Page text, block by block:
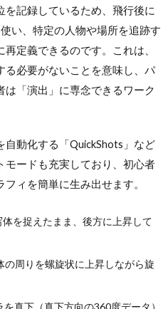
を記録しているため、飛行後に
い、特定の人物や場所を追跡す
定義できるのです。これは、
る必要がないことを意味し、パ
「演出」に専念できるワーク
自動化する「QuickShots」など
モードも充実しており、初心者
ィを簡単に生み出せます。
体を捉えたまま、後方に上昇して
の周りを螺旋状に上昇しながら旋
を真下（真下方向の360度データ）